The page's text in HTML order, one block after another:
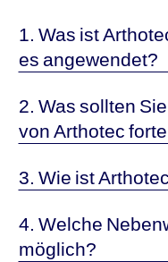
1. Was ist Arthotec forte und wofür wird
es angewendet?
2. Was sollten Sie vor der Einnahme
von Arthotec
3. Wie ist
4. Welche Nebenwirkungen sind
möglich?